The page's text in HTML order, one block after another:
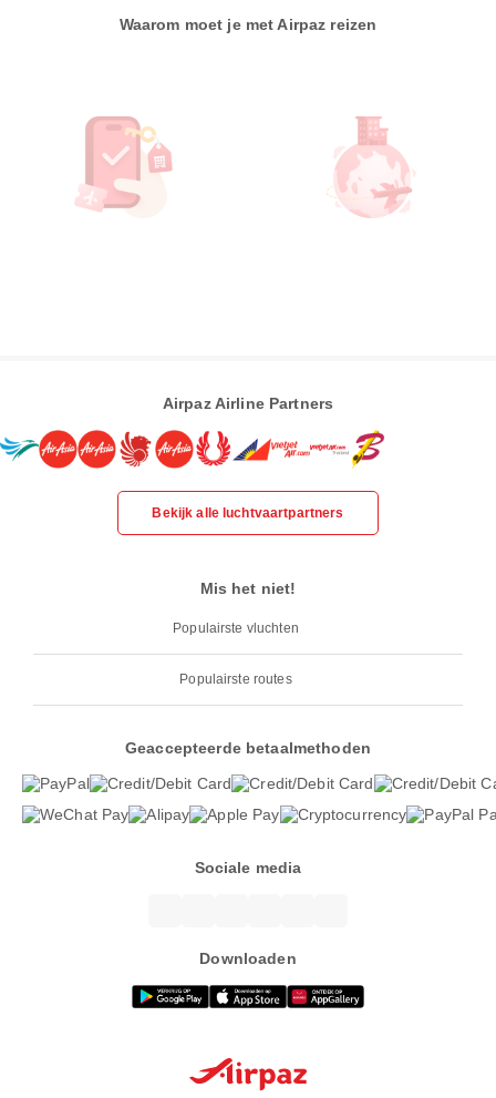
Waarom moet je met Airpaz reizen
Airpaz Airline Partners
Bekijk alle luchtvaartpartners
Mis het niet!
Populairste vluchten
Populairste routes
Geaccepteerde betaalmethoden
Sociale media
Downloaden